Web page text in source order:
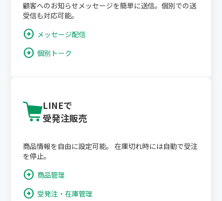
顧客へのお知らせメッセージを簡単に送信。個別での送
受信も対応可能。
arrow_circle_right メッセージ配信
arrow_circle_right 個別トーク
LINEで
受発注販売
商品情報を自由に設定可能。 在庫切れ時には自動で受注
を停止。
arrow_circle_right 商品管理
arrow_circle_right 受発注・在庫管理